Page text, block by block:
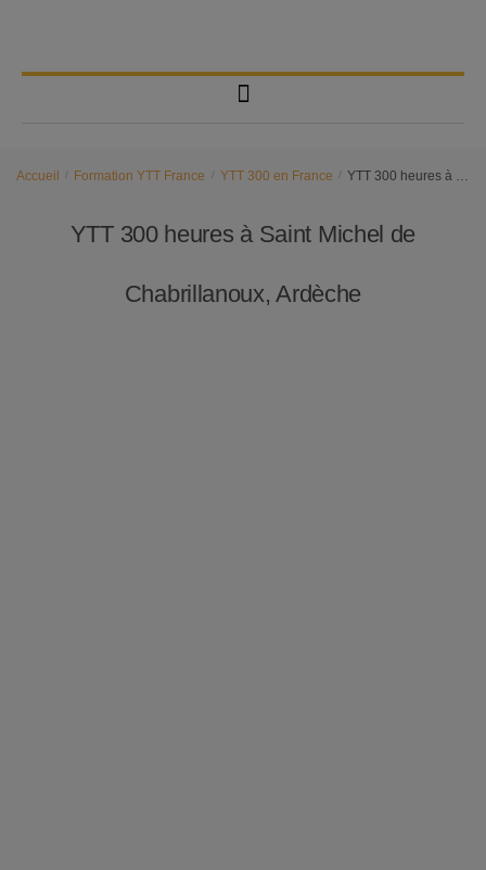
Accueil / Formation YTT France / YTT 300 en France / YTT 300 heures à Saint Michel de Chabrillanoux, Ardèche
YTT 300 heures à Saint Michel de
Chabrillanoux, Ardèche